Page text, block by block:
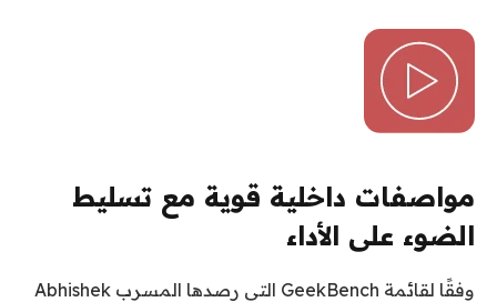
مواصفات داخلية قوية مع تسليط
الضوء على الأداء
وفقًا لقائمة GeekBench التي رصدها المسرب Abhishek